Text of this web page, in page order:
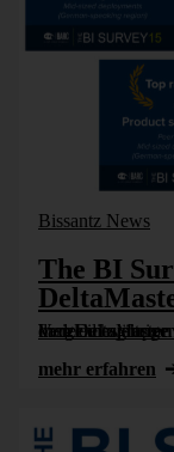
Bissantz News
The BI
In der diesjährigen Anwenderbefragung „The BI Survey 15“ kam DeltaMaster von Bissantz & Company in
mehr erfahren